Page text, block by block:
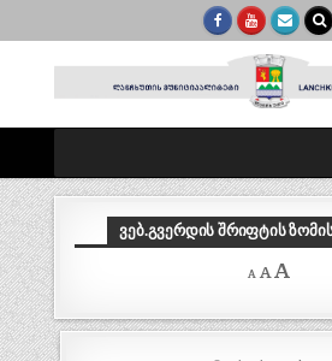
ᲕᲔᲑ.ᲒᲕᲔᲠᲓᲘᲡ ᲨᲠᲘᲤᲢᲘᲡ
A
Decrease
font
A Reset
A